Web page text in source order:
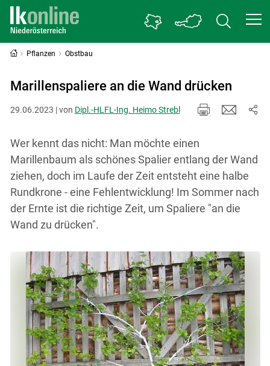
Pflanzen Obstbau
Marillenspaliere an die Wand drücken
29.06.2023 | von Dipl.-HLFL-Ing. Heimo Strebl
Wer kennt das nicht: Man möchte einen
Marillenbaum als schönes Spalier entlang der Wand
ziehen, doch im Laufe der Zeit entsteht eine halbe
Rundkrone - eine Fehlentwicklung! Im Sommer nach
der Ernte ist die richtige Zeit, um Spaliere "an die
Wand zu drücken".